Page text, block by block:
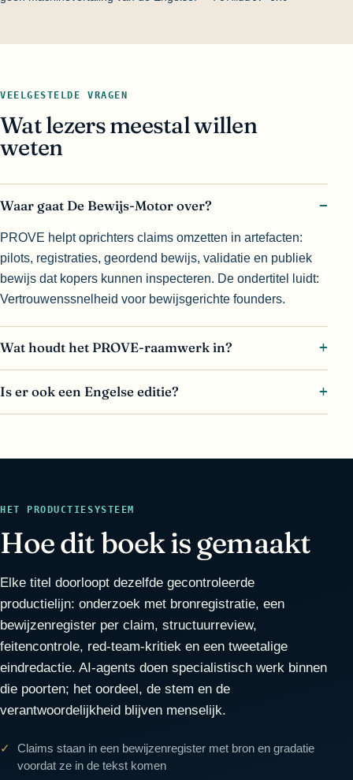
VEELGESTELDE VRAGEN
Wat lezers meestal willen
weten
Waar gaat De Bewijs-Motor over?
PROVE helpt oprichters claims omzetten in artefacten:
pilots, registraties, geordend bewijs, validatie en publiek
bewijs dat kopers kunnen inspecteren. De ondertitel luidt:
Vertrouwenssnelheid voor bewijsgerichte founders.
Wat houdt het PROVE-raamwerk in?
Is er ook een Engelse editie?
HET PRODUCTIESYSTEEM
Hoe dit boek is gemaakt
Elke titel doorloopt dezelfde gecontroleerde
productielijn: onderzoek met bronregistratie, een
bewijzenregister per claim, structuurreview,
feitencontrole, red-team-kritiek en een tweetalige
eindredactie. AI-agents doen specialistisch werk binnen
die poorten; het oordeel, de stem en de
verantwoordelijkheid blijven menselijk.
Claims staan in een bewijzenregister met bron en gradatie
voordat ze in de tekst komen